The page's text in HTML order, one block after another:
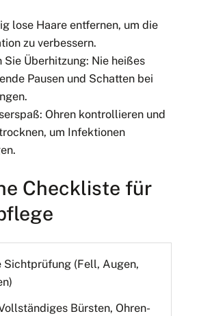
lose Haare entfernen, um die
zu verbessern.
Sie Überhitzung: Nie heißes
Pausen und Schatten bei
Ohren kontrollieren und
um Infektionen
Checkliste für
Sichtprüfung (Fell, Augen,
Bürsten, Ohren-